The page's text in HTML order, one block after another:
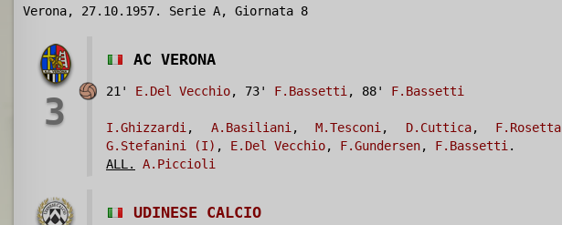
Verona, 27.10.1957. Serie A, Giornata 8
3
AC VERONA
21' E.Del Vecchio, 73' F.Bassetti , 88' F.Bassetti
I.Ghizzardi , A.Basiliani ,M.Tesconi , D.Cuttica, F.Rosetta
G.Stefanini (I) , E.Del Vecchio, F.Gundersen, F.Bassetti .
ALL.
A.Piccioli
UDINESE CALCIO